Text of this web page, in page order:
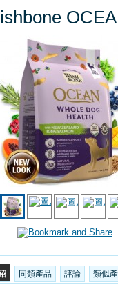
同類產品 評論 類似